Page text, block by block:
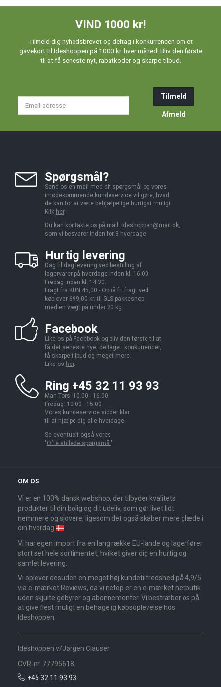
VIND 1000 kr!
Tilmeld dig nyhedsbrevet og deltag i konkurrencen om et
gavekort til Ideshoppen på 1000 kr. hver måned! Bliv den første
til at få seneste nyt, rabatkoder og skarpe tilbud.
Tilmeld
Afmeld
Spørgsmål?
Send os en mail med dit spørgsmål og vores
imødekommende kundeservice vil gøre, hvad
de kan for at være behjælpelige hurtigst muligt.
Klik her.
Du kan kontakte os på mail: ideshoppen@mail.dk,
som vi besvarer inden for 3 hverdage.
Hurtig levering
Dag til dag levering ved bestilling af
lagervarer på hverdage inden kl. 16.00.
Fredag inden kl. 14.30.
Fragt fra KUN 45,00 - Opnå fri fragt ved
køb over 699,00 kr. til GLS pakkeshop
med en vægt på under 20 kg.
Facebook
Like os på Facebook og bliv den første til at
få det seneste nye, deltage i konkurrencer,
få skarpe tilbud og meget mere.
Like os her.
Ring +45 32 11 93 93
Man-Tors: 10.00 - 16.00
Fredag: 10.00 - 15.00
Vores kundeservice sidder klar
til at hjælpe dig alle hverdage.
Se eventuelt også vores
"Ofte stillede spørgsmål ".
OM OS
Vi er en 100% dansk webshop, der tilbyder kvalitets
produkter til din bolig og dit udeliv, som gør livet lidt
nemmere og sjovere, ligesom det også skaber mere glæde i
din hverdag
Vi har egen import fra en lang række EU-lande og lagerfører
stort set hele sortimentet, hvilket giver dig en hurtig og
samlet levering.
Vi oplever desuden en meget høj kundetilfredshed på 4,9/5
via e-mærket Reviews, da vi netop er en e-mærket netbutik
uden skjulte gebyrer og abonnementer. Vi bestræber os på
at give flest muligt en behagelig købsoplevelse hos
Ideshoppen.
Ideshoppen v/Jørgen Clausen
CVR-nr. 77795618
+45 32 11 93 93